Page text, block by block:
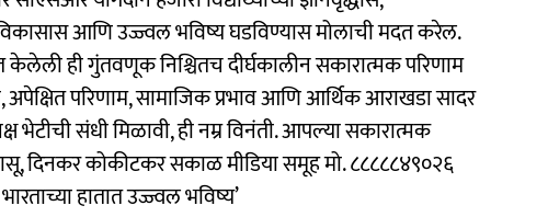
आणि उज्ज्वल भविष्य घडविण्यास मोलाची मदत करेल.
केलेली ही गुंतवणूक निश्चितच दीर्घकालीन सकारात्मक परिणाम
परिणाम, सामाजिक प्रभाव आणि आर्थिक आराखडा सादर
भेटीची संधी मिळावी, ही नम्र विनंती. आपल्या सकारात्मक
दिनकर कोकीटकर सकाळ मीडिया समूह मो. ८८८८८४९०२६
भारताच्या हातात उज्ज्वल भविष्य’